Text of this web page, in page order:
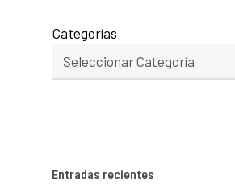
Categorías
Entradas recientes